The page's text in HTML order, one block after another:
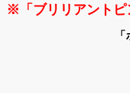
※「ブリリアントピ